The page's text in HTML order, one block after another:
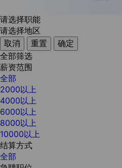
请选择职能
请选择地区
取消
重置
确定
全部筛选
薪资范围
全部
2000以上
4000以上
6000以上
8000以上
10000以上
结算方式
全部